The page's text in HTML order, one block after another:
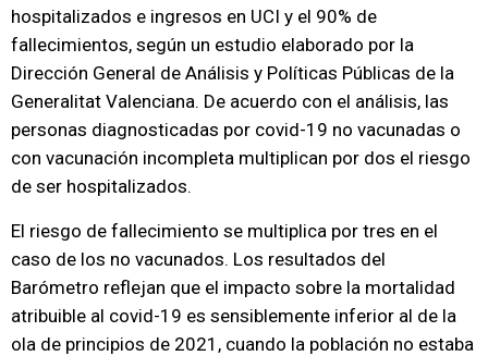
hospitalizados e ingresos en UCI y el 90% de
fallecimientos, según un estudio elaborado por la
Dirección General de Análisis y Políticas Públicas de la
Generalitat Valenciana. De acuerdo con el análisis, las
personas diagnosticadas por covid-19 no vacunadas o
con vacunación incompleta multiplican por dos el riesgo
de ser hospitalizados.
El riesgo de fallecimiento se multiplica por tres en el
caso de los no vacunados. Los resultados del
Barómetro reflejan que el impacto sobre la mortalidad
atribuible al covid-19 es sensiblemente inferior al de la
ola de principios de 2021, cuando la población no estaba